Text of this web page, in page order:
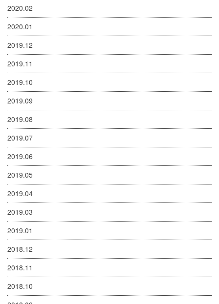
2020.02
2020.01
2019.12
2019.11
2019.10
2019.09
2019.08
2019.07
2019.06
2019.05
2019.04
2019.03
2019.01
2018.12
2018.11
2018.10